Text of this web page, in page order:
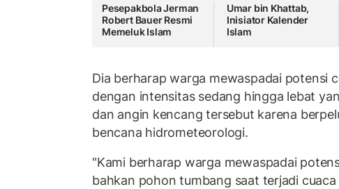
Pesepakbola Jerman
Robert Bauer Resmi
Memeluk Islam
Umar bin Khattab,
Inisiator Kalender
Islam
Dia berharap warga mewaspadai potensi
dengan intensitas sedang hingga lebat
dan angin kencang tersebut karena
bencana hidrometeorologi.
"Kami berharap warga mewaspadai
bahkan pohon tumbang saat terjadi